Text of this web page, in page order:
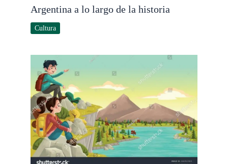
Argentina a lo largo de la historia
Cultura